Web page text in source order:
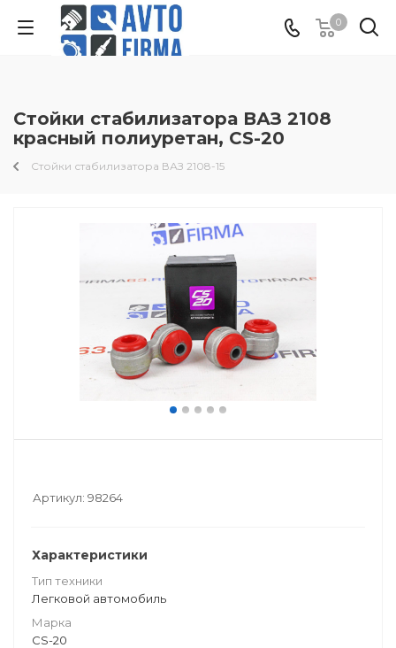
0
Стойки стабилизатора ВАЗ 2108
красный полиуретан, CS-20
Стойки стабилизатора ВАЗ 2108-15
Артикул: 98264
Характеристики
Тип техники
Легковой автомобиль
Марка
CS-20